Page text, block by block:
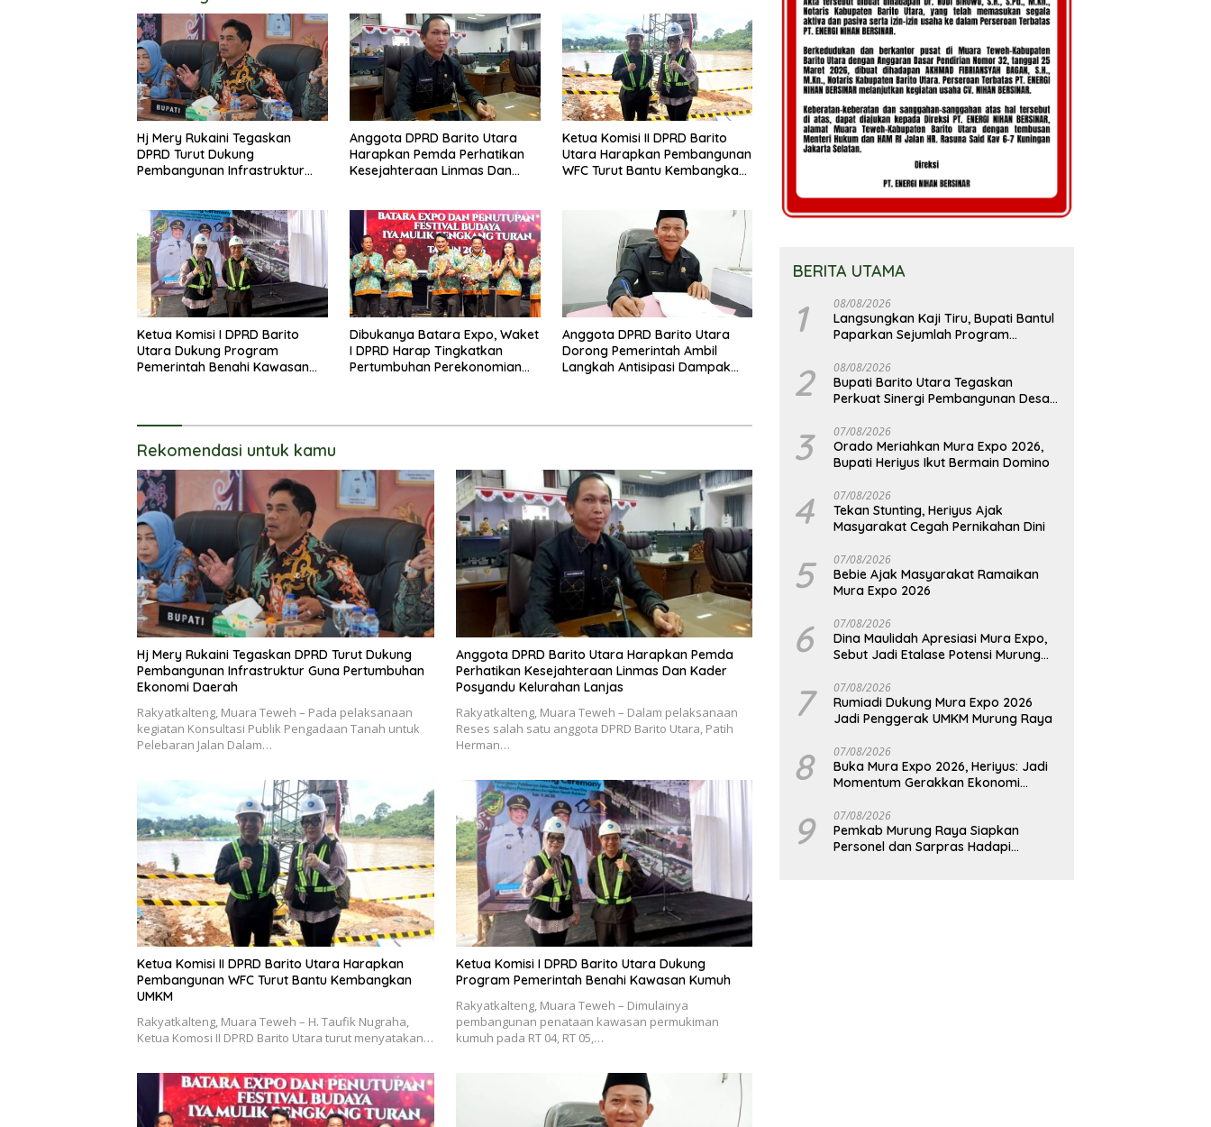
Hj Mery Rukaini Tegaskan
DPRD Turut Dukung
Pembangunan Infrastruktur
Anggota DPRD Barito Utara
Harapkan Pemda Perhatikan
Kesejahteraan Linmas Dan
Ketua Komisi II DPRD Barito
Utara Harapkan Pembangunan
WFC Turut Bantu Kembangkan
Ketua Komisi I DPRD Barito
Utara Dukung Program
Pemerintah Benahi Kawasan
Dibukanya Batara Expo, Waket
I DPRD Harap Tingkatkan
Pertumbuhan Perekonomian
Anggota DPRD Barito Utara
Dorong Pemerintah Ambil
Langkah Antisipasi Dampak
Rekomendasi untuk kamu
Hj Mery Rukaini Tegaskan DPRD Turut Dukung
Pembangunan Infrastruktur Guna Pertumbuhan
Ekonomi Daerah
Rakyatkalteng, Muara Teweh – Pada pelaksanaan
kegiatan Konsultasi Publik Pengadaan Tanah untuk
Pelebaran Jalan Dalam…
Anggota DPRD Barito Utara Harapkan Pemda
Perhatikan Kesejahteraan Linmas Dan Kader
Posyandu Kelurahan Lanjas
Rakyatkalteng, Muara Teweh – Dalam pelaksanaan
Reses salah satu anggota DPRD Barito Utara, Patih
Herman…
Ketua Komisi II DPRD Barito Utara Harapkan
Pembangunan WFC Turut Bantu Kembangkan
UMKM
Rakyatkalteng, Muara Teweh – H. Taufik Nugraha,
Ketua Komosi II DPRD Barito Utara turut menyatakan…
Ketua Komisi I DPRD Barito Utara Dukung
Program Pemerintah Benahi Kawasan Kumuh
Rakyatkalteng, Muara Teweh – Dimulainya
pembangunan penataan kawasan permukiman
kumuh pada RT 04, RT 05,…
BERITA UTAMA
1 08/08/2026
Langsungkan Kaji Tiru, Bupati Bantul
Paparkan Sejumlah Program
2 08/08/2026
Bupati Barito Utara Tegaskan
Perkuat Sinergi Pembangunan Desa
Hadapi Potensi Karhutla
3 07/08/2026
Orado Meriahkan Mura Expo 2026,
Bupati Heriyus Ikut Bermain Domino
4 07/08/2026
Tekan Stunting, Heriyus Ajak
Masyarakat Cegah Pernikahan Dini
5 07/08/2026
Bebie Ajak Masyarakat Ramaikan
Mura Expo 2026
6 07/08/2026
Dina Maulidah Apresiasi Mura Expo,
Sebut Jadi Etalase Potensi Murung
7 07/08/2026
Rumiadi Dukung Mura Expo 2026
Jadi Penggerak UMKM Murung Raya
8 07/08/2026
Buka Mura Expo 2026, Heriyus: Jadi
Momentum Gerakkan Ekonomi
9 07/08/2026
Pemkab Murung Raya Siapkan
Personel dan Sarpras Hadapi